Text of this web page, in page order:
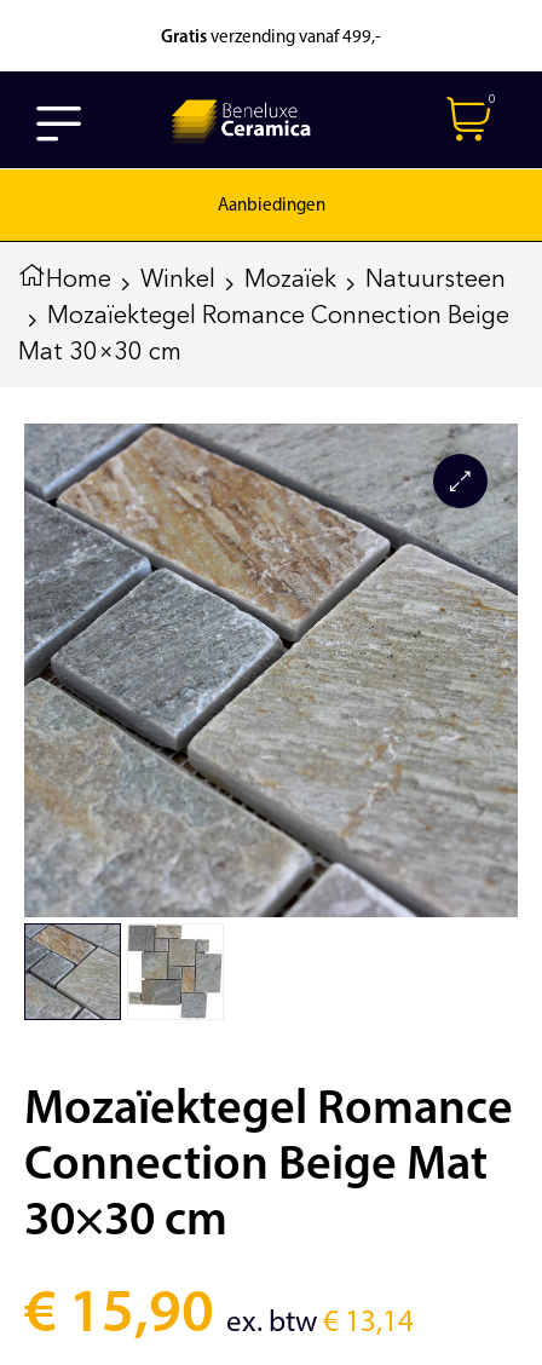
Gratis verzending vanaf 499,-
0
Aanbiedingen
Home Winkel Mozaïek
Natuursteen
Mozaïektegel Romance Connection Beige
Mat 30×30 cm
Mozaïektegel Romance
Connection Beige Mat
30×30 cm
€ 15,90 ex. btw € 13,14